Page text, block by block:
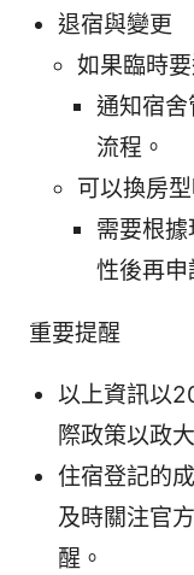
退宿與變更
如果臨時
通知宿
流程。
可以換房型
需要根
性後再申
重要提醒
以上資訊以
際政策以政
住宿登記的
及時關注官
醒。